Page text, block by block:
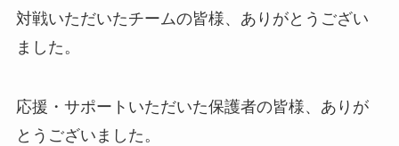
対戦いただいたチームの皆様、ありがとうござい
ました。
応援・サポートいただいた保護者の皆様、ありが
とうございました。